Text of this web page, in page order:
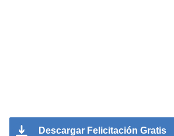
Descargar Felicitación Gratis